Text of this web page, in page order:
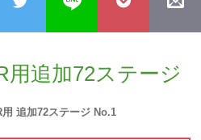
用追加72ステージ
追加72ステージ No.1